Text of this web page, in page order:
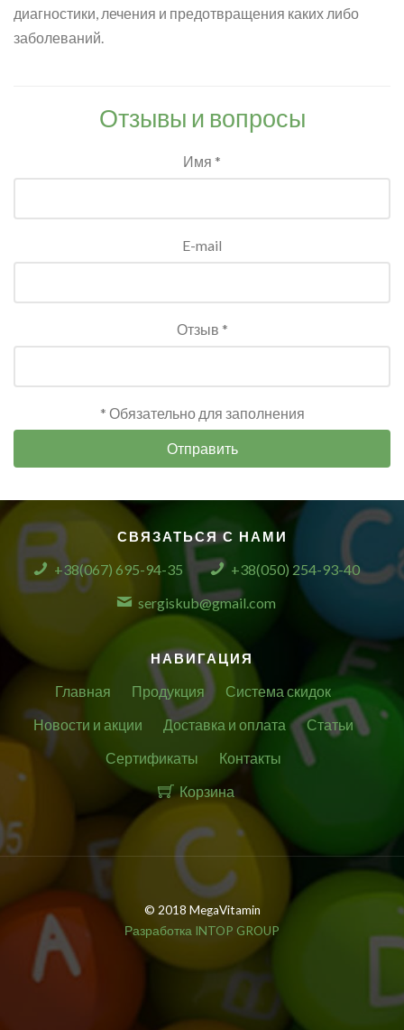
диагностики, лечения и предотвращения каких либо
заболеваний.
Отзывы и вопросы
Имя *
E-mail
Отзыв *
* Обязательно для заполнения
Отправить
СВЯЗАТЬСЯ С НАМИ
+38(067) 695-94-35
+38(050) 254-93-40
sergiskub@gmail.com
НАВИГАЦИЯ
Главная Продукция
Система скидок
Новости и акции
Доставка и оплата
Статьи
Сертификаты
Контакты
Корзина
© 2018 MegaVitamin
Разработка INTOP GROUP